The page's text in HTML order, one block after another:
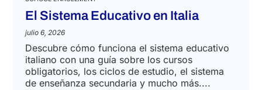
El Sistema Educativo en Italia
julio 6, 2026
Descubre cómo funciona el sistema educativo
italiano con una guía sobre los cursos
obligatorios, los ciclos de estudio, el sistema
de enseñanza secundaria y mucho más....